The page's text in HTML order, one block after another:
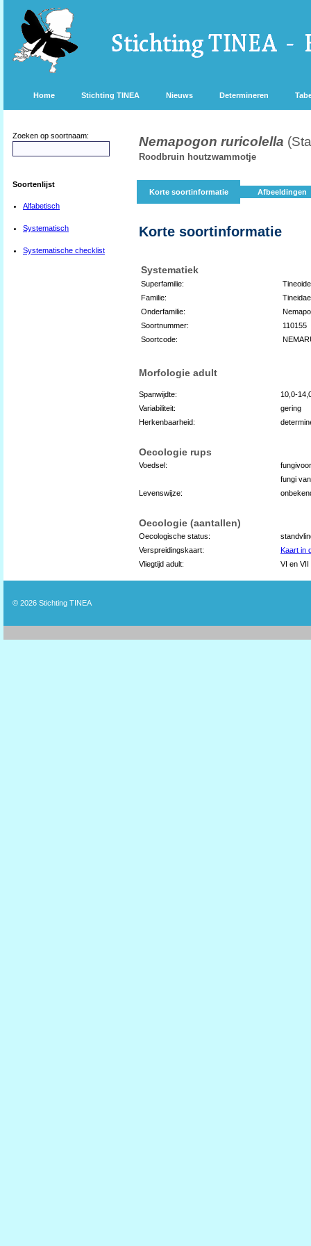
Home Stichting TINEA Nieuws Determineren
Zoeken op soortnaam:
Soortenlijst
Alfabetisch
Systematisch
Systematische checklist
Nemapogon ruricolella
Roodbruin houtzwammotje
Korte soortinformatie Afbeeldingen
Korte soortinformatie
Systematiek
Superfamilie:
Familie:
Tineidae
Onderfamilie:
Soortnummer:
110155
Soortcode:
Morfologie adult
Spanwijdte:
10,0-
Variabiliteit:
gering
Herkenbaarheid:
Oecologie rups
Voedsel:
fungivoor
fungi
Levenswijze:
Oecologie (aantallen)
Oecologische status:
Verspreidingskaart:
Kaart in
Vliegtijd adult:
VI en VII
© 2026 Stichting TINEA